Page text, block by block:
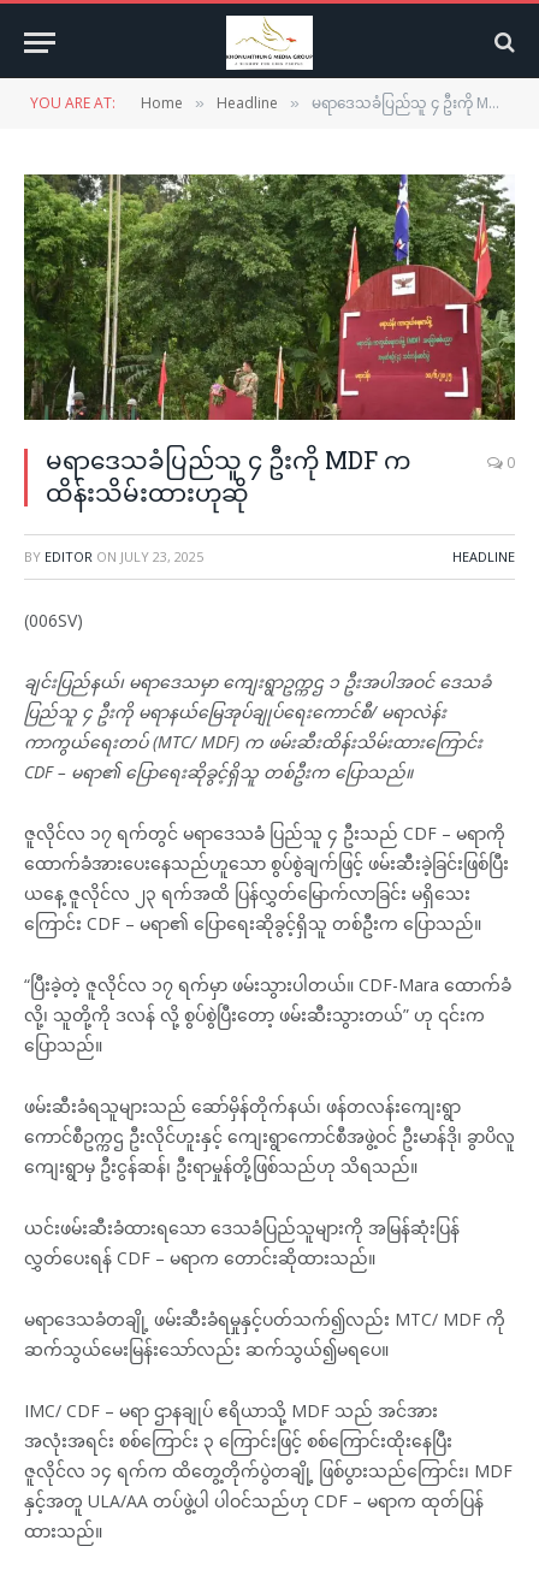
YOU ARE AT: Home » Headline » မရာဒေသခံပြည်သူ ၄ ဦးကို MDF က ထိန်းသိမ်းထားဟုဆို
မရာဒေသခံပြည်သူ ၄ ဦးကို MDF က
ထိန်းသိမ်းထားဟုဆို
0
BY EDITOR ON JULY 23, 2025 HEADLINE
(006SV)
ချင်းပြည်နယ်၊ မရာဒေသမှာ ကျေးရွာဥက္ကဌ ၁ ဦးအပါအဝင် ဒေသခံ
ပြည်သူ ၄ ဦးကို မရာနယ်မြေအုပ်ချုပ်ရေးကောင်စီ/ မရာလဲန်း
ကာကွယ်ရေးတပ် (MTC/ MDF) က ဖမ်းဆီးထိန်းသိမ်းထားကြောင်း
CDF – မရာ၏ ပြောရေးဆိုခွင့်ရှိသူ တစ်ဦးက ပြောသည်။
ဇူလိုင်လ ၁၇ ရက်တွင် မရာဒေသခံ ပြည်သူ ၄ ဦးသည် CDF – မရာကို
ထောက်ခံအားပေးနေသည်ဟူသော စွပ်စွဲချက်ဖြင့် ဖမ်းဆီးခဲ့ခြင်းဖြစ်ပြီး
ယနေ့ ဇူလိုင်လ ၂၃ ရက်အထိ ပြန်လွှတ်မြောက်လာခြင်း မရှိသေး
ကြောင်း CDF – မရာ၏ ပြောရေးဆိုခွင့်ရှိသူ တစ်ဦးက ပြောသည်။
“ပြီးခဲ့တဲ့ ဇူလိုင်လ ၁၇ ရက်မှာ ဖမ်းသွားပါတယ်။ CDF-Mara ထောက်ခံ
လို့၊ သူတို့ကို ဒလန် လို့ စွပ်စွဲပြီးတော့ ဖမ်းဆီးသွားတယ်” ဟု ၎င်းက
ပြောသည်။
ဖမ်းဆီးခံရသူများသည် ဆော်မှိန်တိုက်နယ်၊ ဖန်တလန်းကျေးရွာ
ကောင်စီဥက္ကဌ ဦးလိုင်ဟူးနှင့်‌ ကျေးရွာကောင်စီအဖွဲ့ဝင် ဦးမာန်ဒို၊ ခွာပိလူ
ကျေးရွာမှ ဦးငွန်ဆန်၊ ဦးရာမှုန်တို့ဖြစ်သည်ဟု သိရသည်။
ယင်းဖမ်းဆီးခံထားရသော ဒေသခံပြည်သူများကို အမြန်ဆုံးပြန်
လွှတ်ပေးရန် CDF – မရာက တောင်းဆိုထားသည်။
မရာဒေသခံတချို့ ဖမ်းဆီးခံရမှုနှင့်ပတ်သက်၍လည်း MTC/ MDF ကို
ဆက်သွယ်မေးမြန်းသော်လည်း ဆက်သွယ်၍မရပေ။
IMC/ CDF – မရာ ဌာနချုပ် ဧရိယာသို့ MDF သည် အင်အား
အလုံးအရင်း စစ်ကြောင်း ၃ ကြောင်းဖြင့် စစ်ကြောင်းထိုးနေပြီး
ဇူလိုင်လ ၁၄ ရက်က ထိတွေ့တိုက်ပွဲတချို့ ဖြစ်ပွားသည်ကြောင်း၊ MDF
နှင့်အတူ ULA/AA တပ်ဖွဲ့ပါ ပါဝင်သည်ဟု CDF – မရာက ထုတ်ပြန်
ထားသည်။